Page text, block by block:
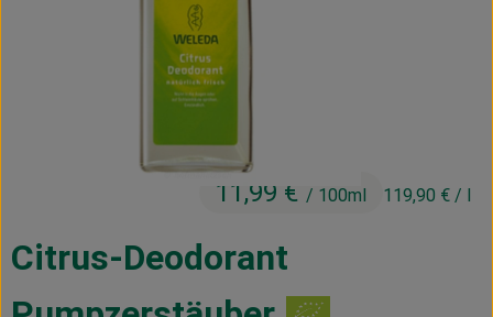
Vorratskammer
Lieferservice
Citrus-Deodorant
11,99 € / 100ml 119,90 € / l